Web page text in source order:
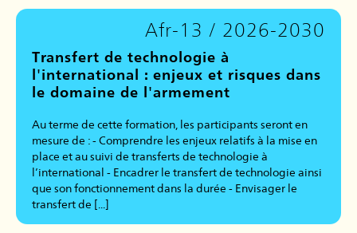
Afr-13 / 2026-2030
Transfert de technologie à
l'international : enjeux et risques dans
le domaine de l'armement
Au terme de cette formation, les participants seront en
mesure de : - Comprendre les enjeux relatifs à la mise en
place et au suivi de transferts de technologie à
l’international - Encadrer le transfert de technologie ainsi
que son fonctionnement dans la durée - Envisager le
transfert de [...]